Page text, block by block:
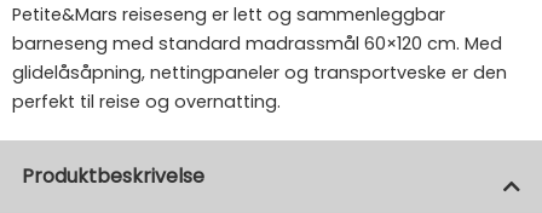
Petite&Mars reiseseng er lett og sammenleggbar
barneseng med standard madrassmål 60×120 cm. Med
glidelåsåpning, nettingpaneler og transportveske er den
perfekt til reise og overnatting.
Produktbeskrivelse